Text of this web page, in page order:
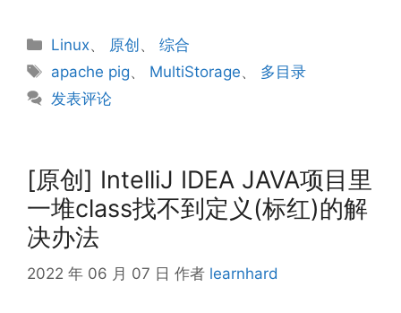
分
类
Linux、 原创 、综合
标
签
apache pig、 MultiStorage、 多目录
发表评论
[原创] IntelliJ IDEA JAVA项目里
一堆class找不到定义(标红)的解
决办法
2022 年 06 月 07 日 作者 learnhard